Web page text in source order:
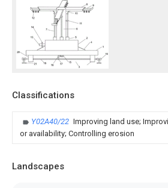
Classifications
Y02A40/22 Improving land use;
or availability; Controlling erosion
Landscapes